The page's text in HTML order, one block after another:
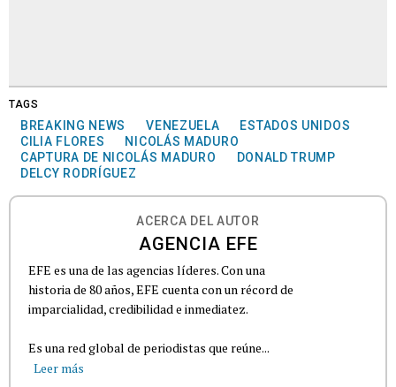
TAGS
BREAKING NEWS VENEZUELA
ESTADOS UNIDOS
CILIA FLORES
NICOLÁS MADURO
CAPTURA DE NICOLÁS MADURO
DONALD TRUMP
DELCY RODRÍGUEZ
ACERCA DEL AUTOR
AGENCIA EFE
EFE es una de las agencias líderes. Con una
historia de 80 años, EFE cuenta con un récord de
imparcialidad, credibilidad e inmediatez.
Es una red global de periodistas que reúne...
Leer más